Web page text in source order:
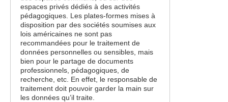
espaces privés dédiés à des activités
pédagogiques. Les plates-formes mises à
disposition par des sociétés soumises aux
lois américaines ne sont pas
recommandées pour le traitement de
données personnelles ou sensibles, mais
bien pour le partage de documents
professionnels, pédagogiques, de
recherche, etc. En effet, le responsable de
traitement doit pouvoir garder la main sur
les données qu’il traite.